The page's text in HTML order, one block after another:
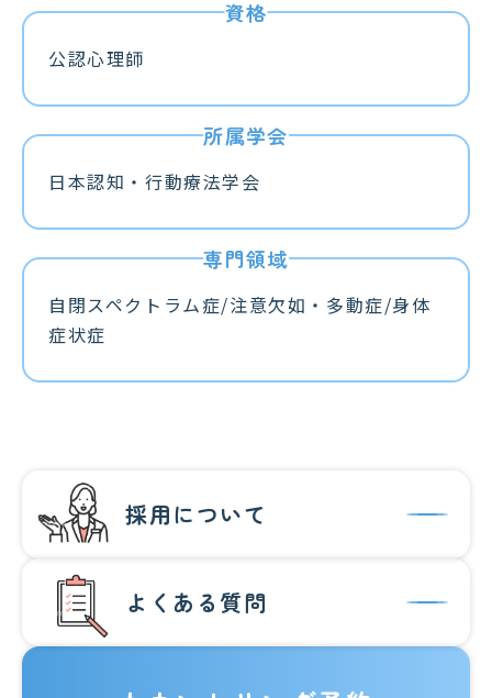
公認心理師
日本認知・行動療法学会
自閉スペクトラム症/注意欠如・多動症/身体
症状症
採用について
よくある質問